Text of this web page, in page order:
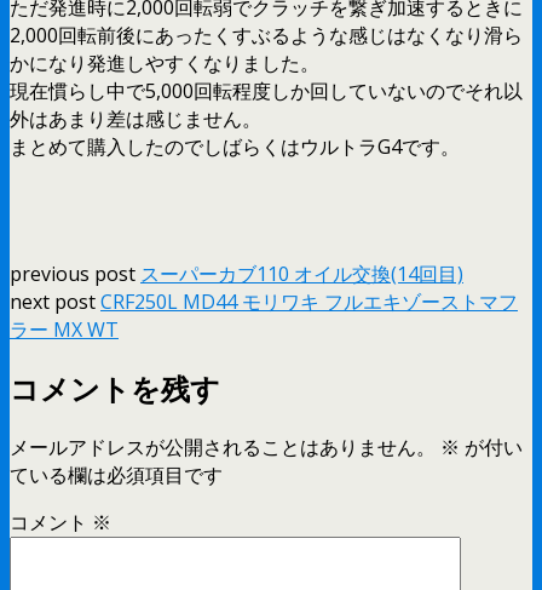
ただ発進時に2,000回転弱でクラッチを繋ぎ加速するときに
2,000回転前後にあったくすぶるような感じはなくなり滑ら
かになり発進しやすくなりました。
現在慣らし中で5,000回転程度しか回していないのでそれ以
外はあまり差は感じません。
まとめて購入したのでしばらくはウルトラG4です。
previous post スーパーカブ110 オイル交換(14回目)
next postCRF250L MD44 モリワキ フルエキゾーストマフ
ラー MX WT
コメントを残す
メールアドレスが公開されることはありません。 ※ が付い
ている欄は必須項目です
コメント ※